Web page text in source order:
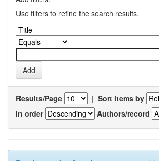
Use filters to refine the search results.
Results/Page | Sort items by
In order
Authors/record